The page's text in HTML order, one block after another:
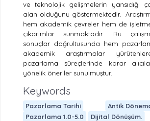
ve teknolojik gelişmelerin yansıdığı
alan olduğunu göstermektedir.
hem akademik çevreler hem de
çıkarımlar sunmaktadır. Bu
sonuçlar doğrultusunda hem
akademik araştırmalar
pazarlama süreçlerinde karar
yönelik öneriler sunulmuştur.
Keywords
Pazarlama Tarihi
Antik
Pazarlama 1.0-5.0
Dijital Dönüşüm.